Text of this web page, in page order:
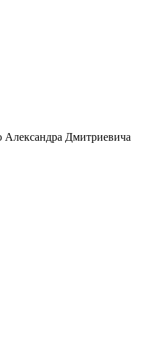
Александра Дмитриевича